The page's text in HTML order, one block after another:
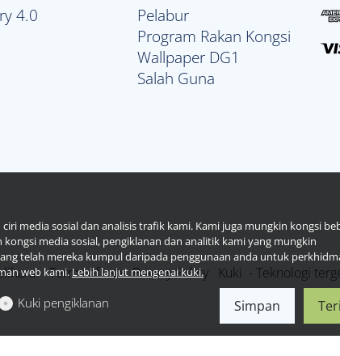
4.0
Pelabur
Program Rakan Kongsi
Wallpaper DG1
Salah Guna
-Terms of use Privacy Policy Kuki - Teknologi
media sosial dan analisis trafik kami. Kami juga mungkin kongsi
media sosial, pengiklanan dan analitik kami yang mungkin
telah mereka kumpul daripada penggunaan anda untuk
web kami.Lebih lanjut mengenai kuki.
Kuki pengiklanan Simpan